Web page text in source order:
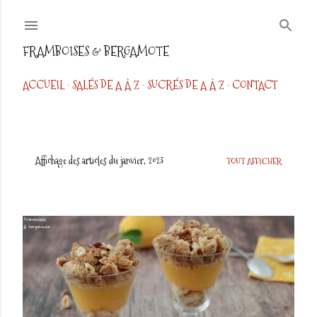
FRAMBOISES & BERGAMOTE
ACCUEIL SALÉS DE A À Z SUCRÉS DE A À Z CONTACT
t
i
c
Affichage des articles du janvier, 2023 TOUT AFFICHER